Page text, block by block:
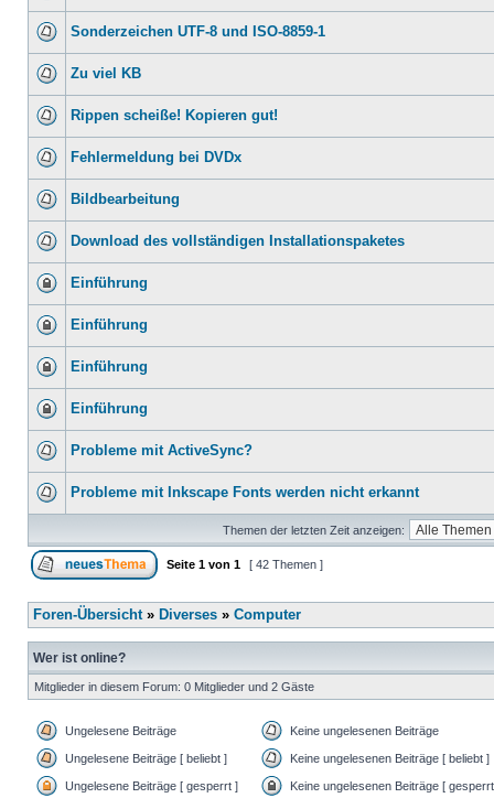
Sonderzeichen UTF-8 und ISO-8859-1
Zu viel KB
Rippen scheiße! Kopieren gut!
Fehlermeldung bei DVDx
Bildbearbeitung
Download des vollständigen Installationspaketes
Einführung
Einführung
Einführung
Einführung
Probleme mit ActiveSync?
Probleme mit Inkscape Fonts werden nicht erkannt
Themen der letzten Zeit anzeigen:
Seite 1 von 1 [ 42 Themen ]
Foren-Übersicht» Diverses » Computer
Wer ist online?
Mitglieder in diesem Forum: 0 Mitglieder und 2 Gäste
Ungelesene Beiträge Keine ungelesenen Beiträge
Ungelesene Beiträge [ beliebt ] Keine ungelesenen Beiträge [ beliebt ]
Ungelesene Beiträge [ gesperrt ] Keine ungelesenen Beiträge [